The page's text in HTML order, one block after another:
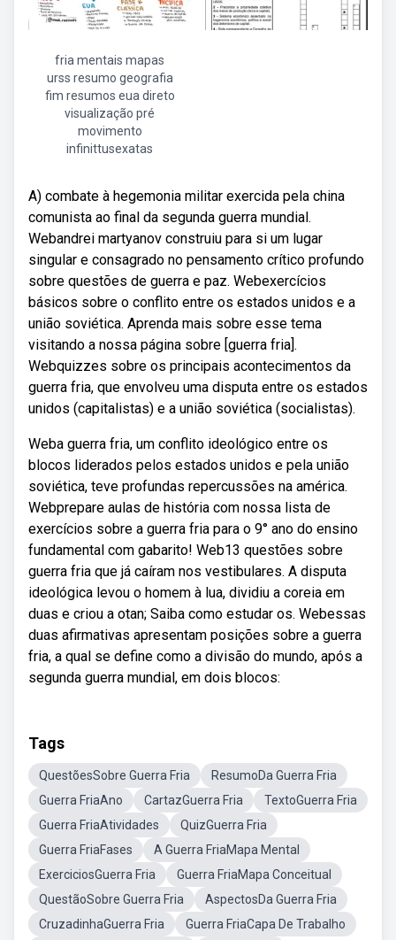
fria mentais mapas
urss resumo geografia
fim resumos eua direto
visualização pré
movimento
infinittusexatas
A) combate à hegemonia militar exercida pela china
comunista ao final da segunda guerra mundial.
Webandrei martyanov construiu para si um lugar
singular e consagrado no pensamento crítico profundo
sobre questões de guerra e paz. Webexercícios
básicos sobre o conflito entre os estados unidos e a
união soviética. Aprenda mais sobre esse tema
visitando a nossa página sobre [guerra fria].
Webquizzes sobre os principais acontecimentos da
guerra fria, que envolveu uma disputa entre os estados
unidos (capitalistas) e a união soviética (socialistas).
Weba guerra fria, um conflito ideológico entre os
blocos liderados pelos estados unidos e pela união
soviética, teve profundas repercussões na américa.
Webprepare aulas de história com nossa lista de
exercícios sobre a guerra fria para o 9° ano do ensino
fundamental com gabarito! Web13 questões sobre
guerra fria que já caíram nos vestibulares. A disputa
ideológica levou o homem à lua, dividiu a coreia em
duas e criou a otan; Saiba como estudar os. Webessas
duas afirmativas apresentam posições sobre a guerra
fria, a qual se define como a divisão do mundo, após a
segunda guerra mundial, em dois blocos:
Tags
QuestõesSobre Guerra Fria
ResumoDa Guerra Fria
Guerra FriaAno
CartazGuerra Fria
TextoGuerra Fria
Guerra FriaAtividades
QuizGuerra Fria
Guerra FriaFases
A Guerra FriaMapa Mental
ExerciciosGuerra Fria
Guerra FriaMapa Conceitual
QuestãoSobre Guerra Fria
AspectosDa Guerra Fria
CruzadinhaGuerra Fria
Guerra FriaCapa De Trabalho